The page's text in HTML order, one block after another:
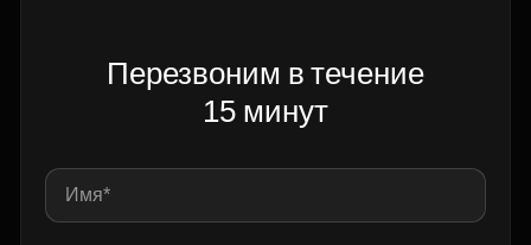
Перезвоним в течение
15 минут